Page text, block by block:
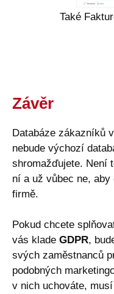
Také
Závěr
Databáze zákazníků
nebude výchozí
shromažďujete. Není
ní a už vůbec ne,
firmě.
Pokud chcete
vás klade GDPR,
svých zaměstnanců
podobných
v nich uchováte,